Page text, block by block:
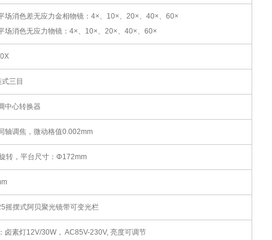
场消色差无应力金相物镜：4×、10×、20×、40×、60×
场消色无应力物镜：4×、10×、20×、40×、60×
三目
中心转换器
轴调焦，微动格值0.002mm
转，平台尺寸：Φ172mm
摇摆式阿贝聚光镜带可变光栏
卤素灯12V/30W， AC85V-230V, 亮度可调节